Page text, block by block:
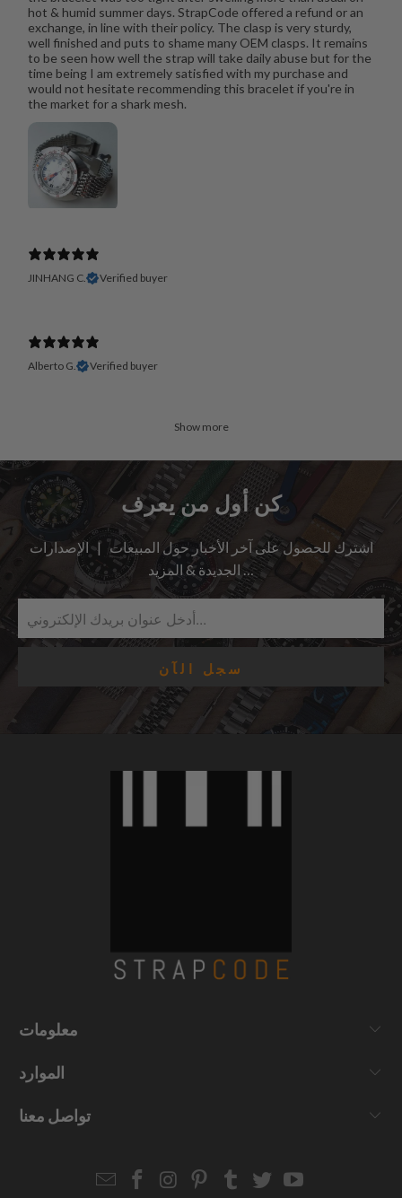
hot & humid summer days. StrapCode offered a refund or an
exchange, in line with their policy. The clasp is very sturdy,
well finished and puts to shame many OEM clasps. It remains
to be seen how well the strap will take daily abuse but for the
time being I am extremely satisfied with my purchase and
would not hesitate recommending this bracelet if you're in
the market for a shark mesh.
JINHANG C. Verified buyer
Alberto G. Verified buyer
Show more
كن أول من يعرف
اشترك للحصول على آخر الأخبار حول المبيعات | الإصدارات
الجديدة & المزيد …
معلومات
الموارد
تواصل معنا
EmailStrapcode
Strapcode
Strapcode
Strapcode
Strapcode